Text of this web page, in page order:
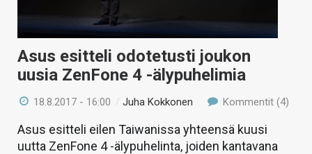
HAKU
Asus esitteli odotetusti joukon
uusia ZenFone 4 -älypuhelimia
18.8.2017 - 16:00 /Juha Kokkonen Kommentit (4)
Asus esitteli eilen Taiwanissa yhteensä kuusi
uutta ZenFone 4 -älypuhelinta, joiden kantavana